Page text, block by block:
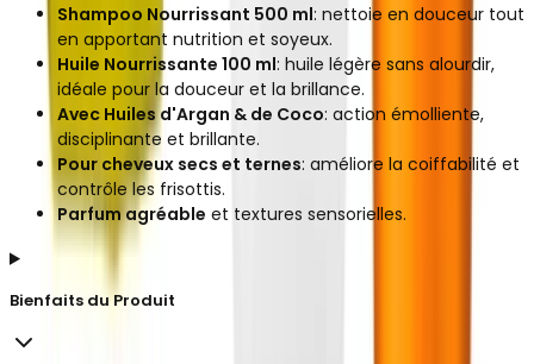
Shampoo Nourrissant 500 ml: nettoie en douceur tout
en apportant nutrition et soyeux.
Huile Nourrissante 100 ml: huile légère sans alourdir,
idéale pour la douceur et la brillance.
Avec Huiles d'Argan & de Coco: action émolliente,
disciplinante et brillante.
Pour cheveux secs et ternes: améliore la coiffabilité et
contrôle les frisottis.
Parfum agréable et textures sensorielles.
Bienfaits du Produit